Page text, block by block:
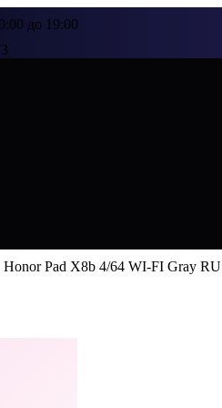
до 19:00
Honor Pad X8b 4/64 WI-FI Gray RU